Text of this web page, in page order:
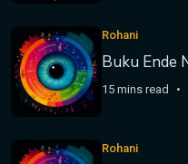
Rohani
Buku Ende
15 mins read
Rohani